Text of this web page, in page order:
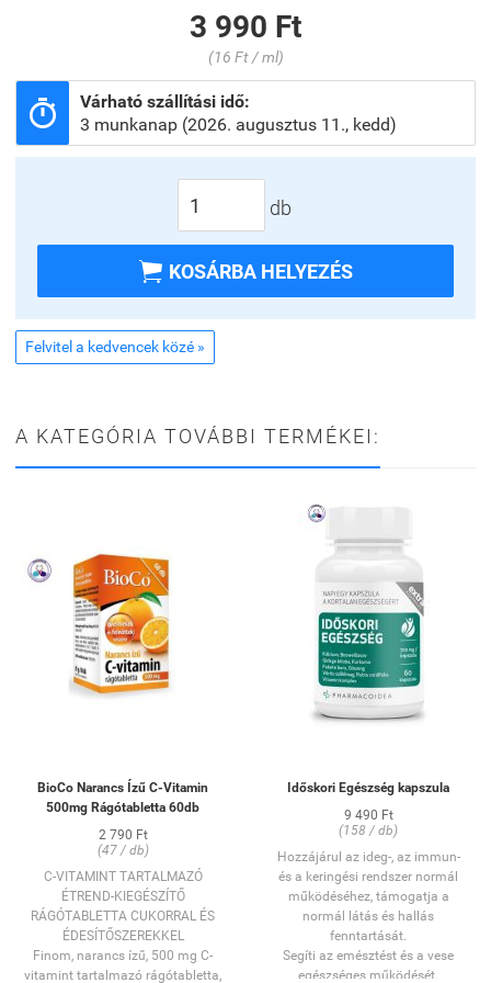
3 990 Ft
(16 Ft / ml)

Várható szállítási idő:
3 munkanap (2026. augusztus 11., kedd)
db
 KOSÁRBA HELYEZÉS
Felvitel a kedvencek közé »
A KATEGÓRIA TOVÁBBI TERMÉKEI:
BioCo Narancs Ízű C-Vitamin
500mg Rágótabletta 60db
2 790 Ft
(47 / db)
C-VITAMINT TARTALMAZÓ
ÉTREND-KIEGÉSZÍTŐ
RÁGÓTABLETTA CUKORRAL ÉS
ÉDESÍTŐSZEREKKEL
Finom, narancs ízű, 500 mg C-
vitamint tartalmazó rágótabletta,
Időskori Egészség kapszula
9 490 Ft
(158 / db)
Hozzájárul az ideg-, az immun-
és a keringési rendszer normál
működéséhez, támogatja a
normál látás és hallás
fenntartását.
Segíti az emésztést és a vese
egészséges működését.